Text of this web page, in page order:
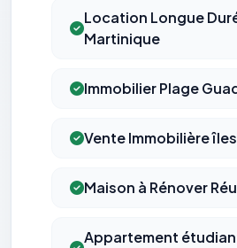
Location Longue
Martinique
Immobilier Plage
Vente Immobilière îles
Maison à Rénover
Appartement